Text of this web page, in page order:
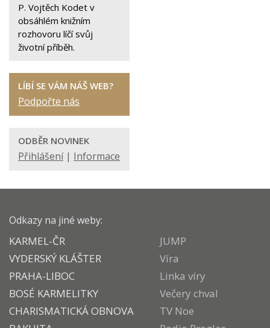
P. Vojtěch Kodet v
obsáhlém knižním
rozhovoru líčí svůj
životní příběh.
LÍBÍ SE VÁM NÁŠ WEB?
Podpořte nás
ODBĚR NOVINEK
Přihlášení| Informace
Odkazy na jiné weby:
KARMEL-ČR
VYDERSKÝ KLÁŠTER
PRAHA-LIBOC
BOSÉ KARMELITKY
CHARISMATICKÁ OBNOVA
JUMP
Víra
Linka víry
Večery chval
TV Noe